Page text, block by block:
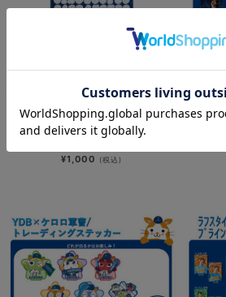
NEW
YOKOHAMA STAR☆NIGHT 2026/
¥1,000 (税込)